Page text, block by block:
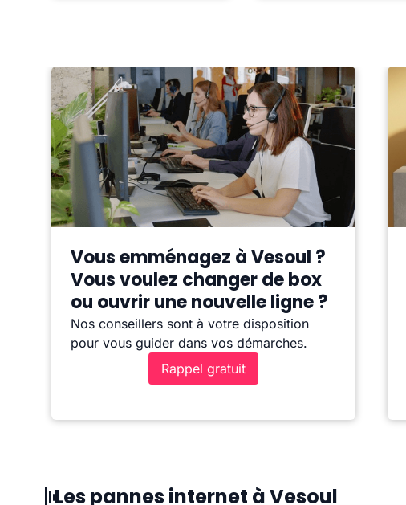
Vous emménagez à Vesoul ?
Vous voulez changer de box
ou ouvrir une nouvelle ligne ?
Nos conseillers sont à votre disposition
pour vous guider dans vos démarches.
Rappel gratuit
Les pannes internet à Vesoul